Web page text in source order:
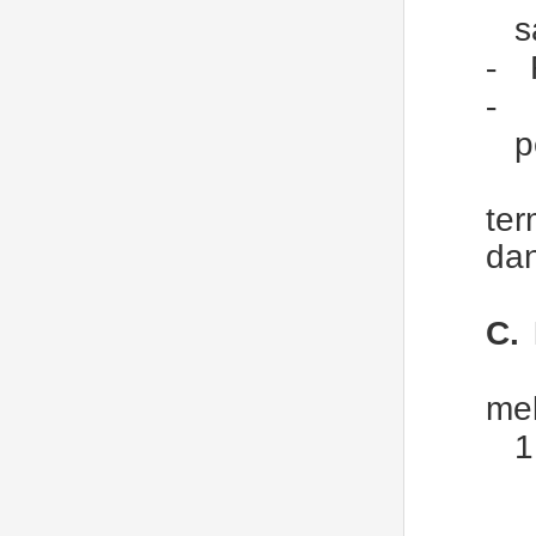
-
-
C.